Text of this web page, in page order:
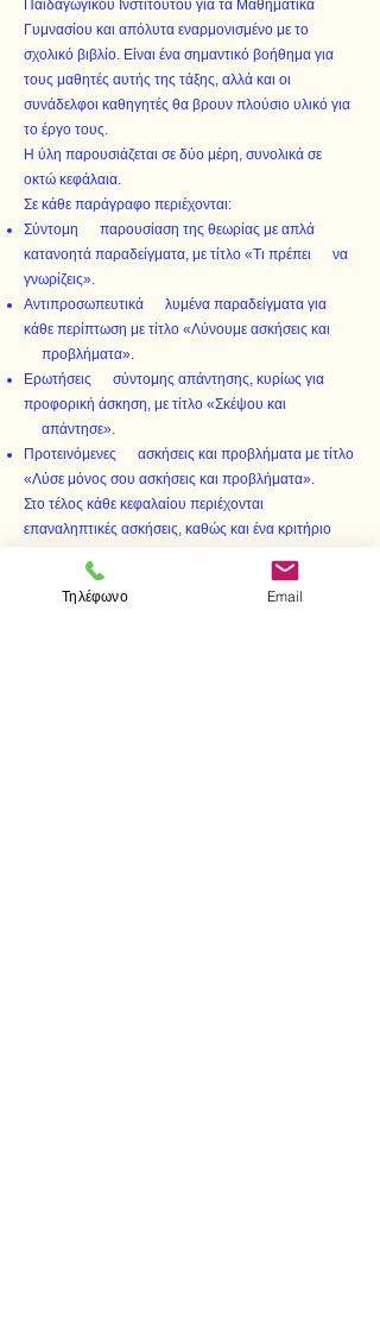
Παιδαγωγικού Ινστιτούτου για τα Μαθηματικά
Γυμνασίου και απόλυτα εναρμονισμένο με το
σχολικό βιβλίο. Είναι ένα σημαντικό βοήθημα για
τους μαθητές αυτής της τάξης, αλλά και οι
συνάδελφοι καθηγητές θα βρουν πλούσιο υλικό για
το έργο τους.
Η ύλη παρουσιάζεται σε δύο μέρη, συνολικά σε
οκτώ κεφάλαια.
Σε κάθε παράγραφο περιέχονται:
Σύντομη παρουσίαση της θεωρίας με απλά
κατανοητά παραδείγματα, με τίτλο «Τι πρέπει να
γνωρίζεις».
Αντιπροσωπευτικά λυμένα παραδείγματα για
κάθε περίπτωση με τίτλο «Λύνουμε ασκήσεις και
προβλήματα».
Ερωτήσεις σύντομης απάντησης, κυρίως για
προφορική άσκηση, με τίτλο «Σκέψου και
απάντησε».
Προτεινόμενες ασκήσεις και προβλήματα με τίτλο
«Λύσε μόνος σου ασκήσεις και προβλήματα».
Στο τέλος κάθε κεφαλαίου περιέχονται
επαναληπτικές ασκήσεις, καθώς και ένα κριτήριο
ολοκλήρωση της ύλης, γίνεται μια επανάληψη με τη
θεωρία σε ερωτήσεις και κατάλληλα επιλεγμένες
Τηλέφωνο Email